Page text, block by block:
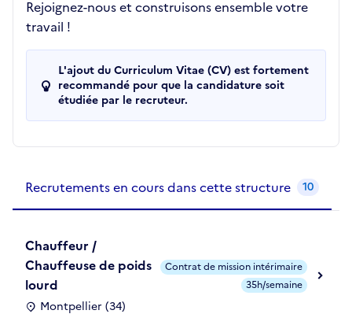
Rejoignez-nous et construisons ensemble votre
travail !
L'ajout du Curriculum Vitae (CV) est fortement
recommandé pour que la candidature soit
étudiée par le recruteur.
Recrutements en cours dans cette structure 10
Chauffeur /
Chauffeuse de poids
lourd
Montpellier (34)
Contrat de mission intérimaire
35h/semaine